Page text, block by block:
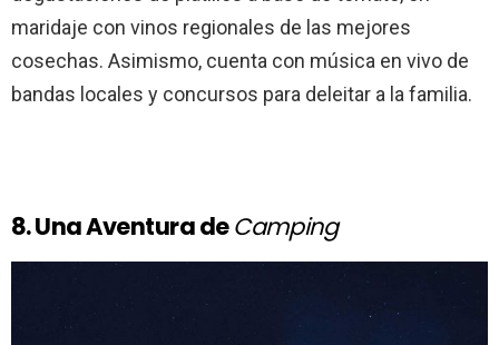
maridaje con vinos regionales de las mejores
cosechas. Asimismo, cuenta con música en vivo de
bandas locales y concursos para deleitar a la familia.
8. Una Aventura deCamping